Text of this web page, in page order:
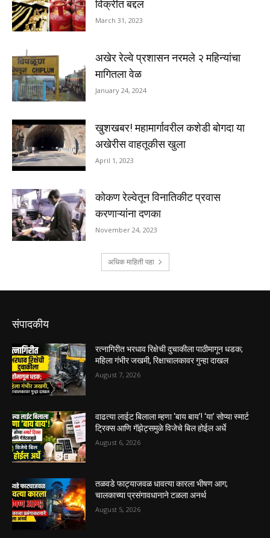
संपादकीय
रत्नागिरीत भरधाव रिक्षेची दुचाकीला पाठीमागून धडक;
महिला गंभीर जखमी, रिक्षाचालकावर गुन्हा दाखल
August 7, 2026
वाढत्या लाईट बिलाला म्हणा ‘बाय बाय’! ‘या’ सोप्या स्मार्ट
ट्रिक्स आणि गॅझेट्समुळे विजेचे बिल होईल अर्धे
August 6, 2026
तळवडे फाट्याजवळ धावत्या कारला भीषण आग;
चालकाच्या प्रसंगावधानाने टळला अनर्थ
August 5, 2026